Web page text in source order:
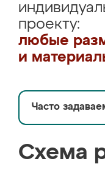
проекту:
любые
и
Часто
Схема